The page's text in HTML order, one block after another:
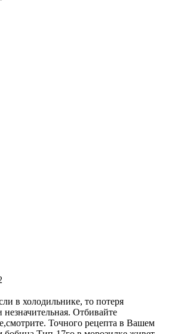
в холодильнике, то потеря
незначительная. Отбивайте
Точного рецепта в Вашем